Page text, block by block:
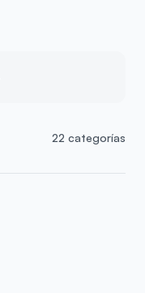
22 categorías